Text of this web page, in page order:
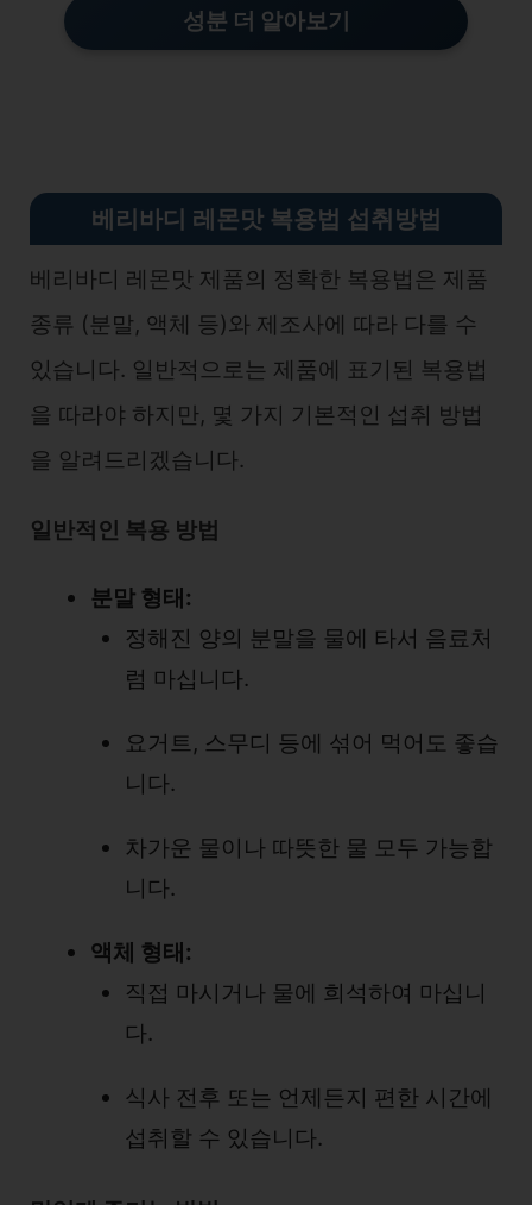
성분 더 알아보기
베리바디 레몬맛 복용법 섭취방법
베리바디 레몬맛 제품의 정확한 복용법은 제품
종류 (분말, 액체 등)와 제조사에 따라 다를 수
있습니다. 일반적으로는 제품에 표기된 복용법
을 따라야 하지만, 몇 가지 기본적인 섭취 방법
을 알려드리겠습니다.
일반적인 복용 방법
분말 형태:
정해진 양의 분말을 물에 타서 음료처
럼 마십니다.
요거트, 스무디 등에 섞어 먹어도 좋습
니다.
차가운 물이나 따뜻한 물 모두 가능합
니다.
액체 형태:
직접 마시거나 물에 희석하여 마십니
다.
식사 전후 또는 언제든지 편한 시간에
섭취할 수 있습니다.